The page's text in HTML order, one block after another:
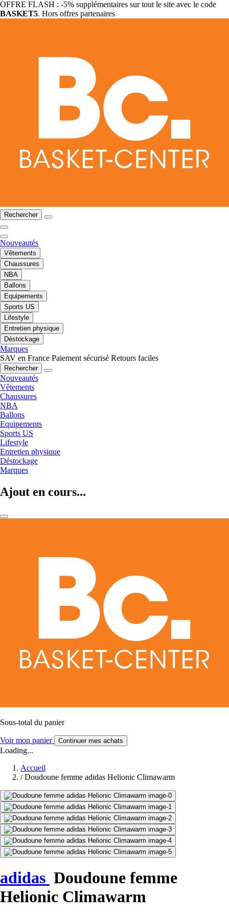
OFFRE FLASH : -5% supplémentaires sur tout le site avec le code
BASKET5. Hors offres partenaires
Rechercher
Nouveautés
Vêtements
Chaussures
NBA
Ballons
Equipements
Sports US
Lifestyle
Entretien physique
Déstockage
Marques
SAV en France Paiement sécurisé Retours faciles
Rechercher
Nouveautés
Vêtements
Chaussures
NBA
Ballons
Equipements
Sports US
Lifestyle
Entretien physique
Déstockage
Marques
Ajout en cours...
Sous-total du panier
Voir mon panier Continuer mes achats
Loading...
Accueil
/ Doudoune femme adidas Helionic Climawarm
adidas Doudoune femme
Helionic Climawarm